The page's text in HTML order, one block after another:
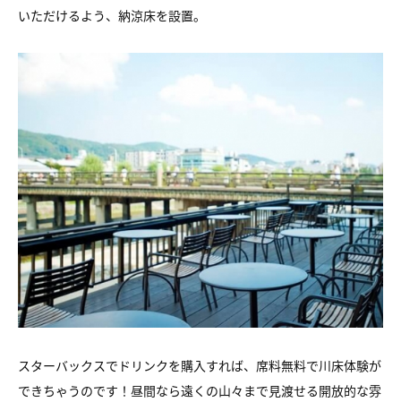
いただけるよう、納涼床を設置。
スターバックスでドリンクを購入すれば、席料無料で川床体験が
できちゃうのです！昼間なら遠くの山々まで見渡せる開放的な雰